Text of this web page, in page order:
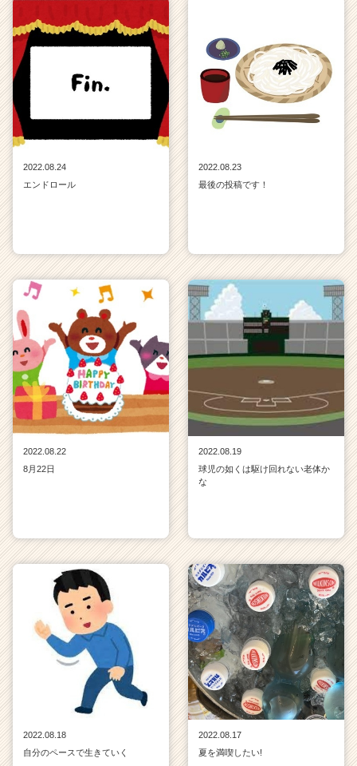
チ
ア
h
e
e
r）
2022.08.24
エンドロール
2022.08.23
最後の投稿です！
2022.08.22
8月22日
2022.08.19
球児の如くは駆け回れない老体か
な
2022.08.18
自分のペースで生きていく
2022.08.17
夏を満喫したい!